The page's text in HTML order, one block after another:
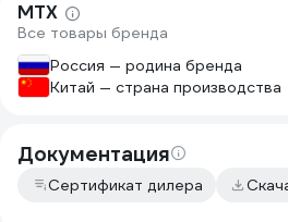
MTX
Все товары бренда
Россия — родина бренда
Китай — страна производства
Документация
Сертификат дилера